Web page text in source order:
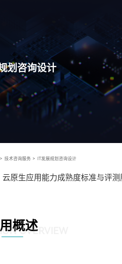
划咨询设计
> 技术咨询服务 > IT发展规划咨询设计
云原生应用能力成熟度标准与评测
概述
OVERVIEW